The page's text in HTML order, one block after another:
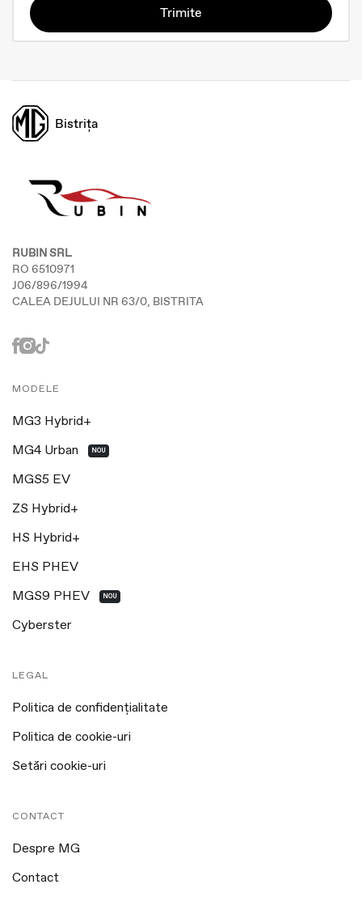
Trimite
Bistrița
RUBIN SRL
RO 6510971
J06/896/1994
CALEA DEJULUI NR 63/0, BISTRITA
MODELE
MG3 Hybrid+
MG4 Urban NOU
MGS5 EV
ZS Hybrid+
HS Hybrid+
EHS PHEV
MGS9 PHEV NOU
Cyberster
LEGAL
Politica de confidențialitate
Politica de cookie-uri
Setări cookie-uri
CONTACT
Despre MG
Contact